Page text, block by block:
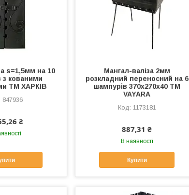
s=1,5мм на 10
кованими
ТМ ХАРКІВ
847936
₴
Мангал-валiза 2мм
розкладний переносний на 6
шампурів 370х270х40 ТМ
VAYARA
1173181
887,31 ₴
В наявності
Купити